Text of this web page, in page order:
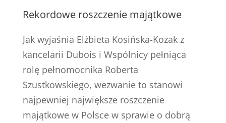
Rekordowe roszczenie majątkowe
Jak wyjaśnia Elżbieta Kosińska-Kozak z
kancelarii Dubois i Wspólnicy pełniąca
rolę pełnomocnika Roberta
Szustkowskiego, wezwanie to stanowi
najpewniej największe roszczenie
majątkowe w Polsce w sprawie o dobrą